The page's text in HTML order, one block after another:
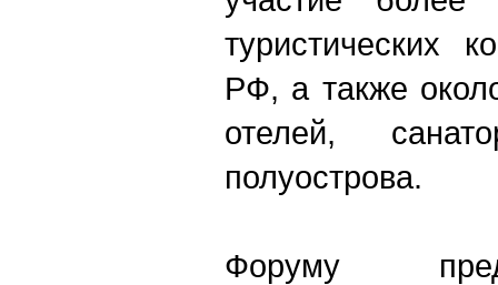
туристических
РФ, а также
отелей,
полуострова.
Форуму